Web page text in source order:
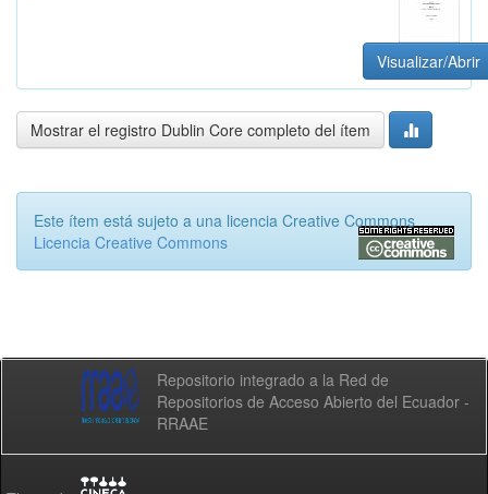
Visualizar/Abrir
Mostrar el registro Dublin Core completo del ítem
Este ítem está sujeto a una licencia Creative Commons
Licencia Creative Commons
Repositorio integrado a la Red de
Repositorios de Acceso Abierto del Ecuador -
RRAAE